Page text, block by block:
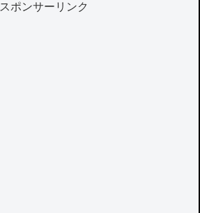
スポンサーリンク